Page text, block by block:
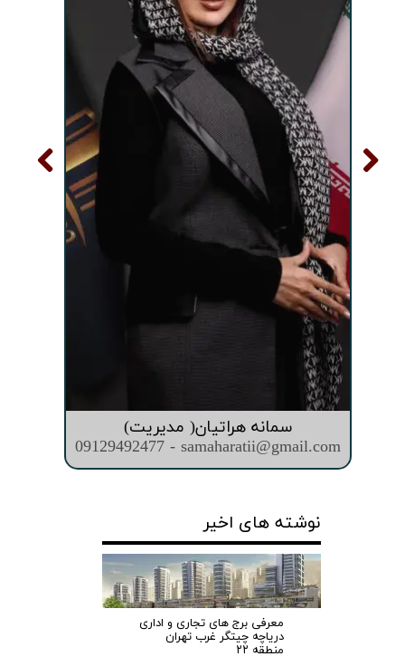
سمانه هراتیان( مدیریت)
09129492477 - samaharatii@gmail.com
نوشته های اخیر
معرفی برج های تجاری و اداری
دریاچه چیتگر غرب تهران
منطقه ۲۲